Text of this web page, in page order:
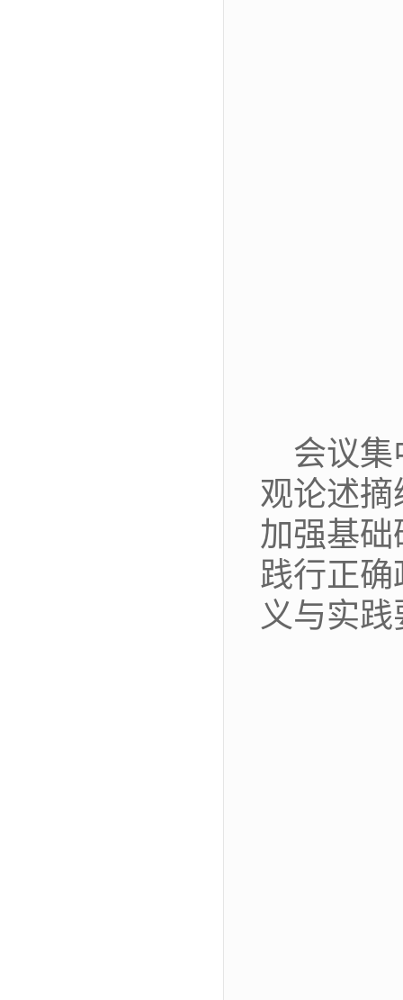
会议
观论述
加强基
践行正
义与实